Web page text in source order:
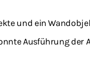
und ein
Ausführung der